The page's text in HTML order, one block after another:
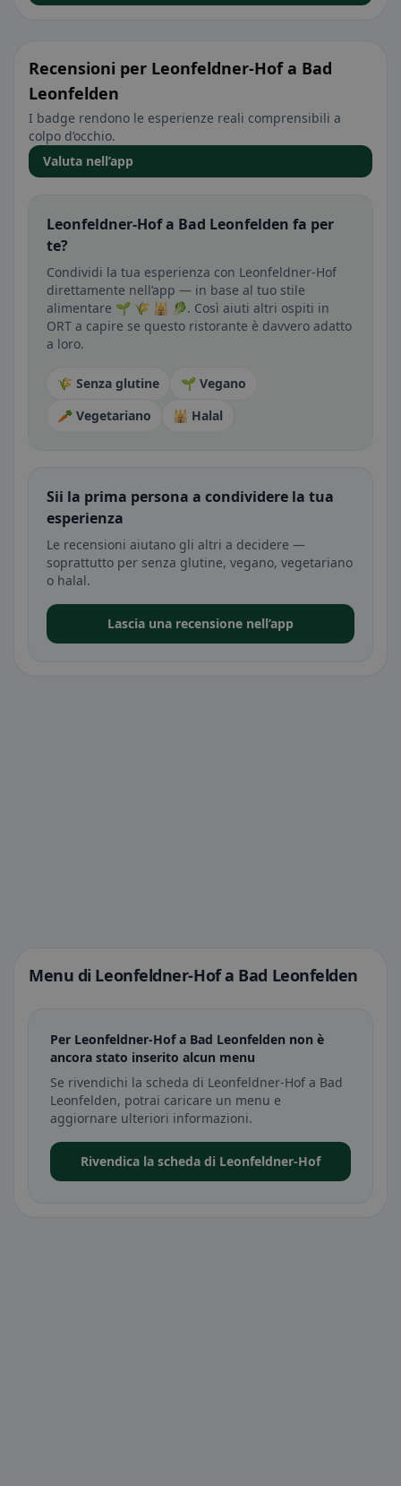
Recensioni per Leonfeldner-Hof a Bad
Leonfelden
I badge rendono le esperienze reali comprensibili a
colpo d’occhio.
Valuta nell’app
Leonfeldner-Hof a Bad Leonfelden fa per
te?
Condividi la tua esperienza con Leonfeldner-Hof
direttamente nell’app — in base al tuo stile
alimentare 🌱 🌾 🕌 🥬. Così aiuti altri ospiti in
ORT a capire se questo ristorante è davvero adatto
a loro.
🌾 Senza glutine
🌱 Vegano
🥕 Vegetariano
🕌 Halal
Sii la prima persona a condividere la tua
esperienza
Le recensioni aiutano gli altri a decidere —
soprattutto per senza glutine, vegano, vegetariano
o halal.
Lascia una recensione nell’app
Menu di Leonfeldner-Hof a Bad Leonfelden
Per Leonfeldner-Hof a Bad Leonfelden non è
ancora stato inserito alcun menu
Se rivendichi la scheda di Leonfeldner-Hof a Bad
Leonfelden, potrai caricare un menu e
aggiornare ulteriori informazioni.
Rivendica la scheda di Leonfeldner-Hof